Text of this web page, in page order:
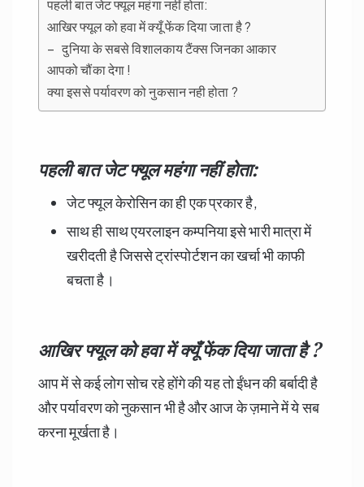
पहली बात जेट फ्यूल महंगा नहीं होता:
आखिर फ्यूल को हवा में क्यूँ फेंक दिया जाता है ?
– दुनिया के सबसे विशालकाय टैंक्स जिनका आकार
आपको चौंका देगा !
क्या इससे पर्यावरण को नुकसान नही होता ?
पहली बात जेट फ्यूल महंगा नहीं होता:
जेट फ्यूल केरोसिन का ही एक प्रकार है,
साथ ही साथ एयरलाइन कम्पनिया इसे भारी मात्रा में
खरीदती है जिससे ट्रांस्पोर्टशन का खर्चा भी काफी
बचता है।
आखिर फ्यूल को हवा में क्यूँ फेंक दिया जाता है ?
आप में से कई लोग सोच रहे होंगे की यह तो ईंधन की बर्बादी है
और पर्यावरण को नुकसान भी है और आज के ज़माने में ये सब
करना मूर्खता है।